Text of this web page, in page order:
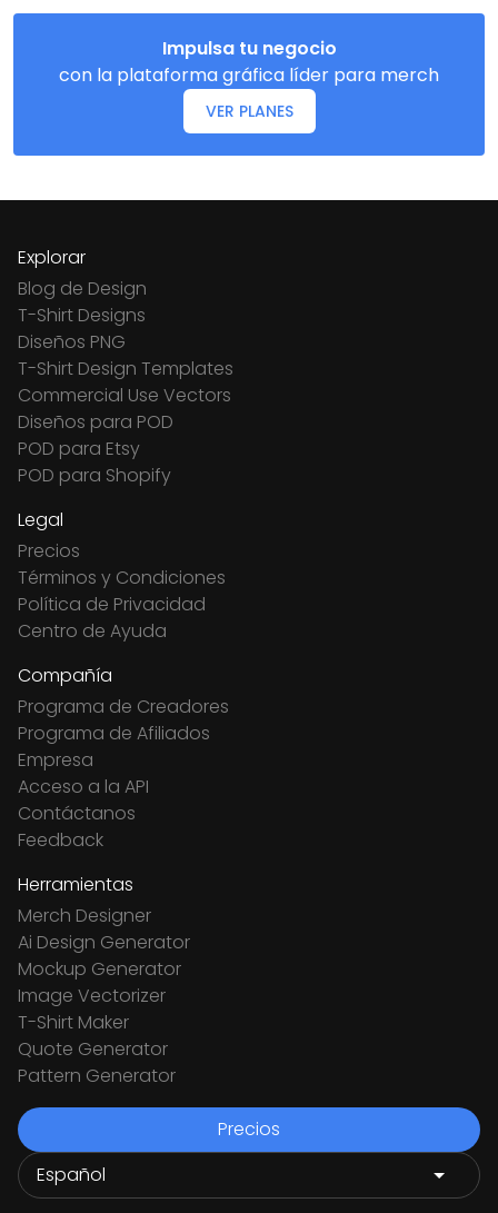
Impulsa tu negocio
con la plataforma gráfica líder para merch
VER PLANES
Explorar
Blog de Design
T-Shirt Designs
Diseños PNG
T-Shirt Design Templates
Commercial Use Vectors
Diseños para POD
POD para Etsy
POD para Shopify
Legal
Precios
Términos y Condiciones
Política de Privacidad
Centro de Ayuda
Compañía
Programa de Creadores
Programa de Afiliados
Empresa
Acceso a la API
Contáctanos
Feedback
Herramientas
Merch Designer
Ai Design Generator
Mockup Generator
Image Vectorizer
T-Shirt Maker
Quote Generator
Pattern Generator
Precios